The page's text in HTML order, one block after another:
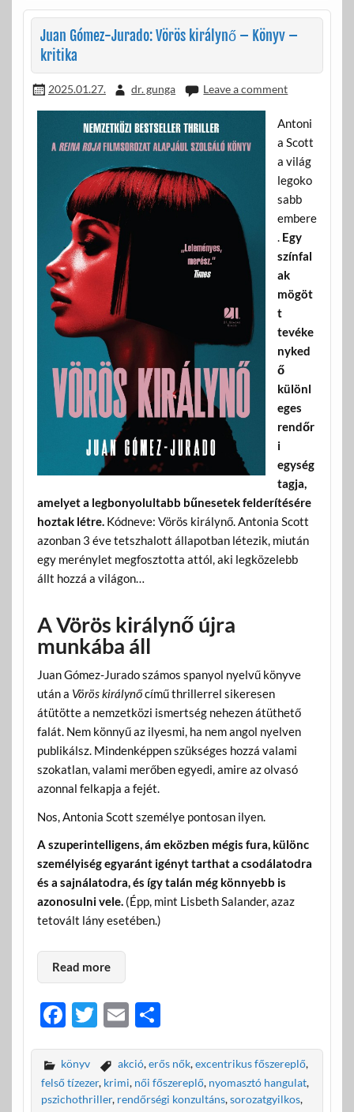
o
k
g
Juan Gómez-Jurado: Vörös királynő – Könyv –
kritika
2025.01.27. dr. gunga Leave a comment
Antoni
a Scott
a világ
legoko
sabb
embere
. Egy
színfal
ak
mögöt
t
tevéke
nyked
ő
különl
eges
rendőr
i
egység
tagja,
amelyet a legbonyolultabb bűnesetek felderítésére
hoztak létre.Kódneve: Vörös királynő. Antonia Scott
azonban 3 éve tetszhalott állapotban létezik, miután
egy merénylet megfosztotta attól, aki legközelebb
állt hozzá a világon…
A Vörös királynő újra
munkába áll
Juan Gómez-Jurado számos spanyol nyelvű könyve
után a Vörös királynőcímű thrillerrel sikeresen
átütötte a nemzetközi ismertség nehezen átüthető
falát. Nem könnyű az ilyesmi, ha nem angol nyelven
publikálsz. Mindenképpen szükséges hozzá valami
szokatlan, valami merőben egyedi, amire az olvasó
azonnal felkapja a fejét.
Nos, Antonia Scott személye pontosan ilyen.
A szuperintelligens, ám eközben mégis fura, különc
személyiség egyaránt igényt tarthat a csodálatodra
és a sajnálatodra, és így talán még könnyebb is
azonosulni vele.(Épp, mint Lisbeth Salander, azaz
tetovált lány esetében.)
Read more
F
e
b
T
itt
er
E
ail
O
za
m
könyv akció,erős nők,excentrikus főszereplő,
felső tízezer, krimi, női főszereplő, nyomasztó hangulat,
pszichothriller, rendőrségi konzultáns,sorozatgyilkos,